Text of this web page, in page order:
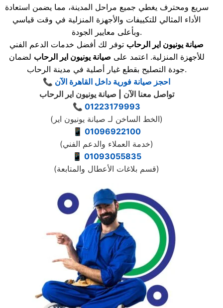
سريع ومحترف يغطي جميع مراحل المدينة، مما يضمن استعادة
الأداء المثالي للتكييفات والأجهزة المنزلية في وقت قياسي
وبأعلى معايير الجودة.
صيانة يونيون اير الرحاب توفر لك أفضل خدمات الدعم الفني
للأجهزة المنزلية. اعتمد على صيانة يونيون اير الرحاب لضمان
جودة التصليح بقطع غيار أصلية في مدينة الرحاب.
📞 احجز صيانة فورية داخل القاهرة الآن
تواصل معنا الآن | صيانة يونيون اير الرحاب
📞 01223179993
(الخط الساخن لـ صيانة يونيون اير)
📱 01096922100
(خدمة العملاء والدعم الفني)
📱 01093055835
(قسم بلاغات الأعطال والمتابعة)